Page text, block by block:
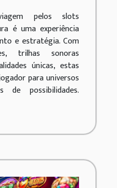
de
pelos slots
é uma experiência
e estratégia. Com
trilhas sonoras
únicas, estas
para universos
de possibilidades.